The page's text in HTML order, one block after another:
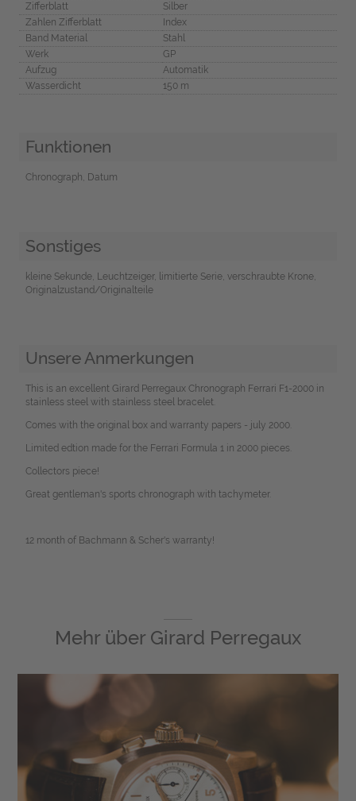
Zifferblatt
Silber
Zahlen Zifferblatt
Index
Band Material
Stahl
Werk
GP
Aufzug
Automatik
Wasserdicht
150 m
Funktionen
Chronograph, Datum
Sonstiges
kleine Sekunde, Leuchtzeiger, limitierte Serie, verschraubte Krone,
Originalzustand/Originalteile
Unsere Anmerkungen
This is an excellent Girard Perregaux Chronograph Ferrari F1-2000 in
stainless steel with stainless steel bracelet.
Comes with the original box and warranty papers - july 2000.
Limited edtion made for the Ferrari Formula 1 in 2000 pieces.
Collectors piece!
Great gentleman's sports chronograph with tachymeter.
12 month of Bachmann & Scher's warranty!
Mehr über Girard Perregaux